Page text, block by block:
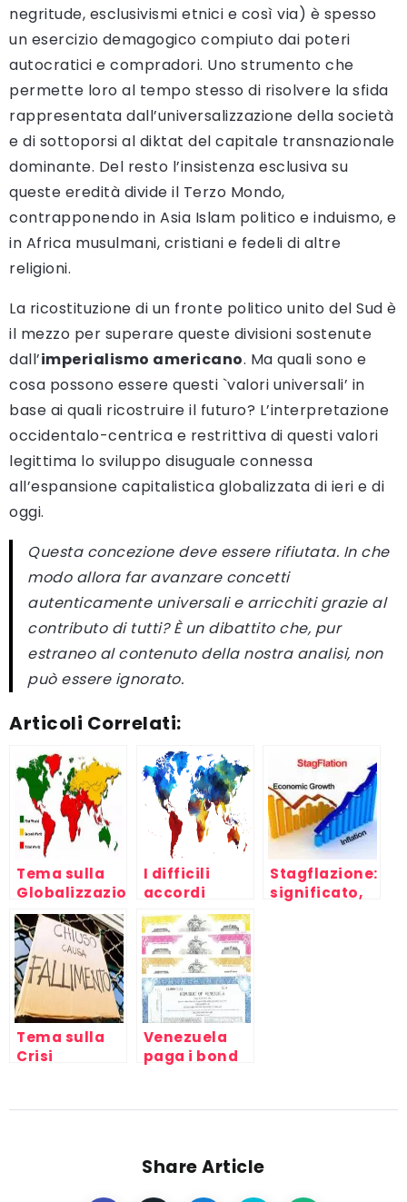
negritude, esclusivismi etnici e così via) è spesso
un esercizio demagogico compiuto dai poteri
autocratici e compradori. Uno strumento che
permette loro al tempo stesso di risolvere la sfida
rappresentata dall’universalizzazione della società
e di sottoporsi al diktat del capitale transnazionale
dominante. Del resto l’insistenza esclusiva su
queste eredità divide il Terzo Mondo,
contrapponendo in Asia Islam politico e induismo, e
in Africa musulmani, cristiani e fedeli di altre
religioni.
La ricostituzione di un fronte politico unito del Sud è
il mezzo per superare queste divisioni sostenute
dall’imperialismo americano. Ma quali sono e
cosa possono essere questi `valori universali’ in
base ai quali ricostruire il futuro? L’interpretazione
occidentalo-centrica e restrittiva di questi valori
legittima lo sviluppo disuguale connessa
all’espansione capitalistica globalizzata di ieri e di
oggi.
Questa concezione deve essere rifiutata. In che
modo allora far avanzare concetti
autenticamente universali e arricchiti grazie al
contributo di tutti? È un dibattito che, pur
estraneo al contenuto della nostra analisi, non
può essere ignorato.
Articoli Correlati:
Tema sulla
Globalizzazione
economica,
fallimento
della società
(1)
I difficili
accordi
commerciali
internazionali
fra Nord e
Sud del
mondo
Stagflazione:
significato,
Tema sulla
Crisi
attuale: una
Venezuela
paga i bond
problemi
Share Article